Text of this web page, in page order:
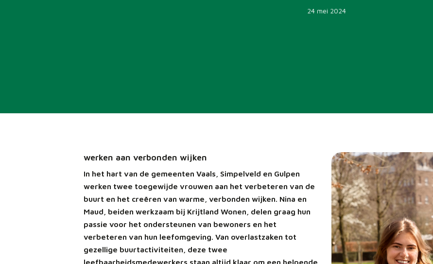
24 mei 2024
werken aan verbonden wijken
In het hart van de gemeenten Vaals, Simpelveld en Gulpen
werken twee toegewijde vrouwen aan het verbeteren van de
buurt en het creëren van warme, verbonden wijken. Nina en
Maud, beiden werkzaam bij Krijtland Wonen, delen graag hun
passie voor het ondersteunen van bewoners en het
verbeteren van hun leefomgeving. Van overlastzaken tot
gezellige buurtactiviteiten, deze twee
leefbaarheidsmedewerkers staan altijd klaar om een helpende